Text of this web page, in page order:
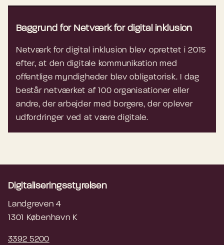
Baggrund for Netværk for digital inklusion
Netværk for digital inklusion blev oprettet i 2015
efter, at den digitale kommunikation med
offentlige myndigheder blev obligatorisk. I dag
består netværket af 100 organisationer eller
andre, der arbejder med borgere, der oplever
udfordringer ved at være digitale.
Digitaliseringsstyrelsen
Landgreven 4
1301 København K
3392 5200